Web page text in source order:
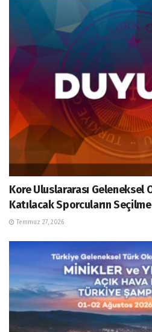
Kore Uluslararası Geleneksel
Katılacak Sporcuların
Temmuz 27, 2026